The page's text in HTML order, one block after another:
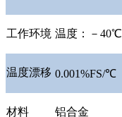
工作环境 温度：－ 40℃
温度漂移 0.001%FS/℃
材料 铝合金